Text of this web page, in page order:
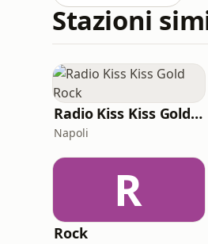
Stazioni
Radio Kiss Kiss Gold Rock
Napoli
R
Rock